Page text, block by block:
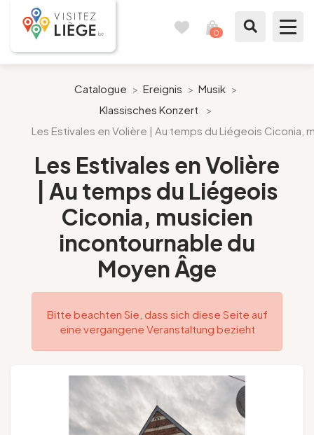
0
Wie ein Bürger von Lüttich
Meinen Aufenthalt vorbereiten
Unsere Vorschläge
Stadt Lüttich
Folgen Sie uns
Gruppen und Reiseveranstalter
Catalogue > Ereignis > Musik >
Klassisches Konzert
>
Les Estivales en Volière | Au temps du Liégeois Ciconia,
Les Estivales en Volière
| Au temps du Liégeois
Ciconia, musicien
incontournable du
Moyen Âge
Bitte beachten Sie, dass sich diese Seite auf
eine vergangene Veranstaltung bezieht